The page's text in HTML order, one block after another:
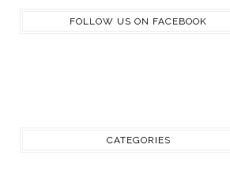
FOLLOW US ON FACEBOOK
CATEGORIES